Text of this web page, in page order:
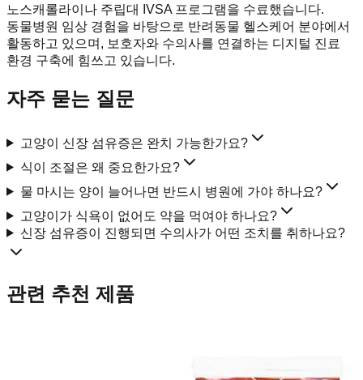
노스캐롤라이나 주립대 IVSA 프로그램을 수료했습니다.
동물병원 임상 경험을 바탕으로 반려동물 헬스케어 분야에서
활동하고 있으며, 보호자와 수의사를 연결하는 디지털 진료
환경 구축에 힘쓰고 있습니다.
자주 묻는 질문
고양이 신장 섬유증은 완치 가능한가요?
식이 조절은 왜 중요한가요?
물 마시는 양이 늘어나면 반드시 병원에 가야 하나요?
고양이가 식욕이 없어도 약을 먹여야 하나요?
신장 섬유증이 진행되면 수의사가 어떤 조치를 취하나요?
관련 추천 제품